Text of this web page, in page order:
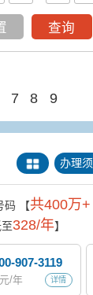
查询
7 8 9
办理
码 【共400万+
328/年】
907-3119
详情
元/年